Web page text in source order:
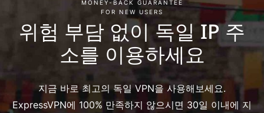
MONEY-BACK GUARANTEE
FOR NEW USERS
위험 부담 없이 독일 IP 주
소를 이용하세요
지금 바로 최고의 독일 VPN을 사용해보세요.
ExpressVPN에 100% 만족하지 않으시면 30일 이내에 지